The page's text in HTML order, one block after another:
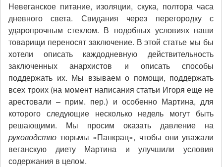
Невеганское питание, изоляции, скука, полтора часа
дневного света. Свидания через перегородку с
ударопрочным стеклом. В подобных условиях наши
товарищи переносят заключение. В этой статье мы бы
хотели описать каждодневную действительность
заключенных анархистов и описать способы
поддержать их. Мы взываем о помощи, поддержать
всех троих (на момент написания статьи Игоря еще не
арестовали – прим. пер.) и особенно Мартина, для
которого следующие несколько недель могут быть
решающими. Мы просим оказать давление на
руководство тюрьмы «Панкрац», чтобы они уважали
веганскую диету Мартина и улучшили условия
содержания в целом.